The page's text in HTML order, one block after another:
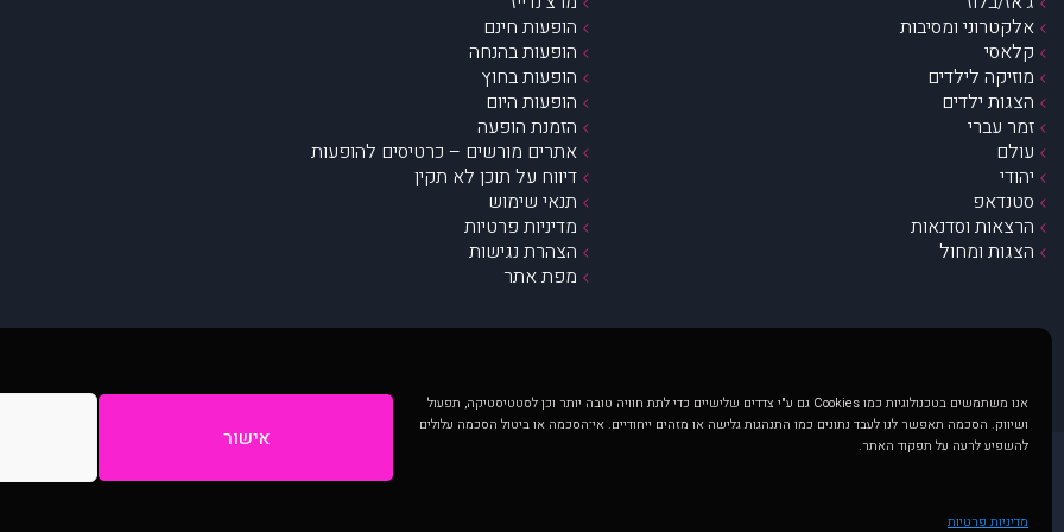
אנו משתמשים בטכנולוגיות כמו Cookies גם ע"י צדדים שלישיים כדי לתת חוויה טובה יותר וכן לסטטיסטיקה, תפעול
ושיווק. הסכמה תאפשר לנו לעבד נתונים כמו התנהגות גלישה או מזהים ייחודיים. אי־הסכמה או ביטול הסכמה עלולים
להשפיע לרעה על תפקוד האתר.
אישור
מדיניות פרטיות
אלקטרוני ומסיבות
קלאסי
מוזיקה לילדים
הצגות ילדים
זמר עברי
עולם
יהודי
סטנדאפ
הרצאות וסדנאות
הצגות ומחול
הופעות חינם
הופעות בהנחה
הופעות בחוץ
הופעות היום
הזמנת הופעה
אתרים מורשים – כרטיסים להופעות
דיווח על תוכן לא תקין
תנאי שימוש
מדיניות פרטיות
הצהרת נגישות
מפת אתר